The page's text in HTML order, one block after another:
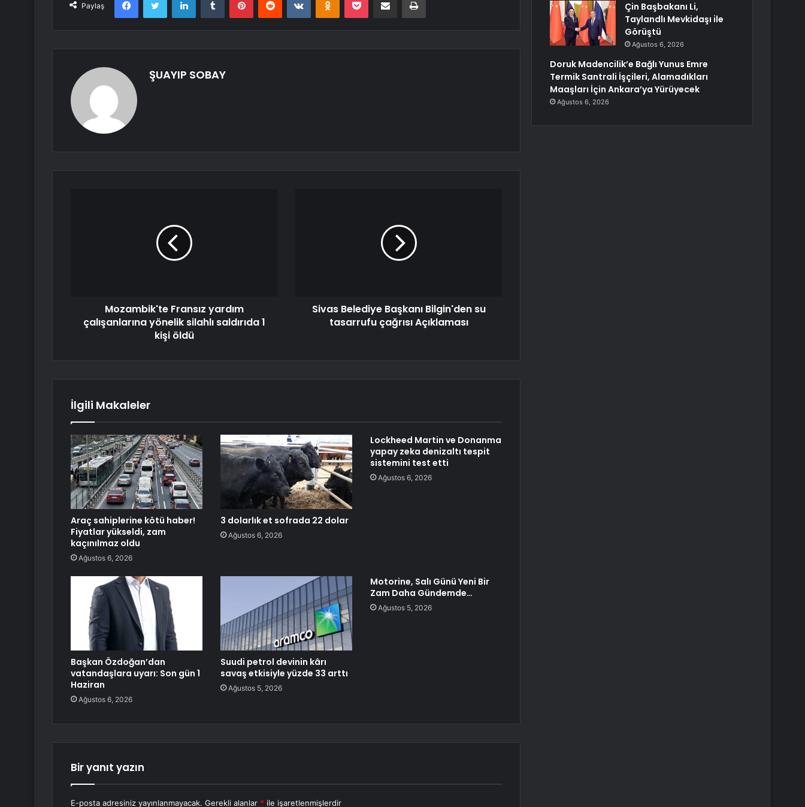
Paylaş
ŞUAYIP SOBAY
Mozambik'te Fransız yardım
çalışanlarına yönelik silahlı saldırıda 1
kişi öldü
Sivas Belediye Başkanı Bilgin'den su
tasarrufu çağrısı Açıklaması
İlgili Makaleler
Araç sahiplerine kötü haber!
Fiyatlar yükseldi, zam
kaçınılmaz oldu
Ağustos 6, 2026
3 dolarlık et sofrada 22 dolar
Ağustos 6, 2026
Lockheed Martin ve Donanma
yapay zeka denizaltı tespit
sistemini test etti
Ağustos 6, 2026
Başkan Özdoğan’dan
vatandaşlara uyarı: Son gün 1
Haziran
Ağustos 6, 2026
Suudi petrol devinin kârı
savaş etkisiyle yüzde 33 arttı
Ağustos 5, 2026
Motorine, Salı Günü Yeni Bir
Zam Daha Gündemde…
Ağustos 5, 2026
Bir yanıt yazın
E-posta adresiniz yayınlanmayacak. Gerekli alanlar * ile işaretlenmişlerdir
Çin Başbakanı Li,
Taylandlı Mevkidaşı ile
Görüştü
Ağustos 6, 2026
Doruk Madencilik’e Bağlı Yunus Emre
Termik Santrali İşçileri, Alamadıkları
Maaşları İçin Ankara’ya Yürüyecek
Ağustos 6, 2026